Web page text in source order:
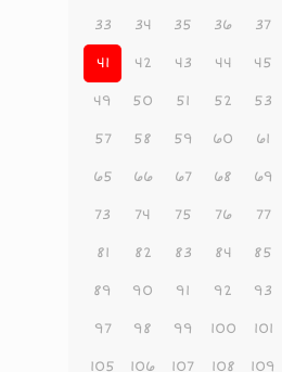
33 34 35 36 37
41 42 43 44 45
49 50 51 52 53
57 58 59 60 61
65 66 67 68 69
73 74 75 76 77
81 82 83 84 85
89 90 91 92 93
97 98 99 100 101
105 106 107 108 109